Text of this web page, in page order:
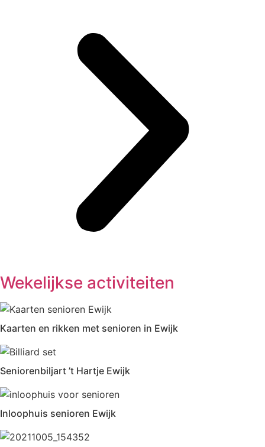
Wekelijkse activiteiten
Kaarten en rikken met senioren in Ewijk
Seniorenbiljart ’t Hartje Ewijk
Inloophuis senioren Ewijk